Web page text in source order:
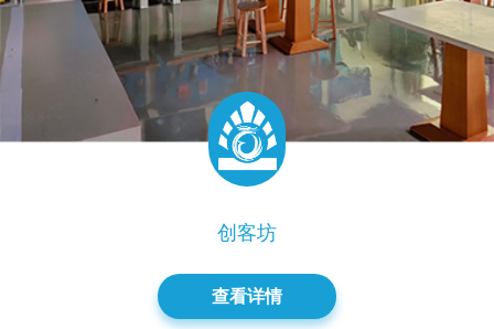
创客坊
查看详情